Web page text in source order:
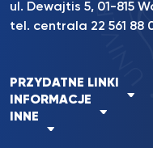
ul. Dewajtis 5, 01-815
tel. centrala 22 561 88
PRZYDATNE LINKI
INFORMACJE
INNE